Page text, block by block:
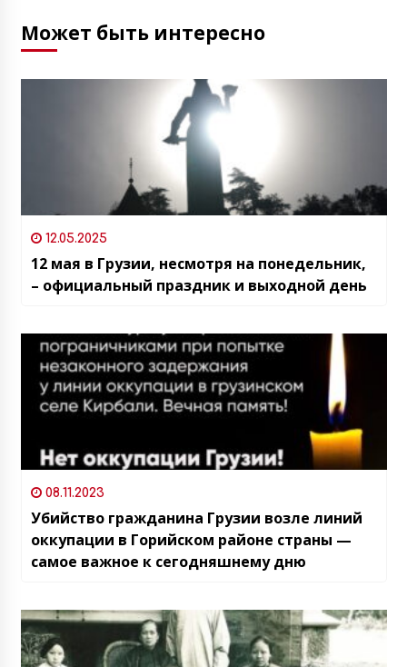
Может быть интересно
12.05.2025
12 мая в Грузии, несмотря на понедельник,
– официальный праздник и выходной день
08.11.2023
Убийство гражданина Грузии возле линий
оккупации в Горийском районе страны —
самое важное к сегодняшнему дню